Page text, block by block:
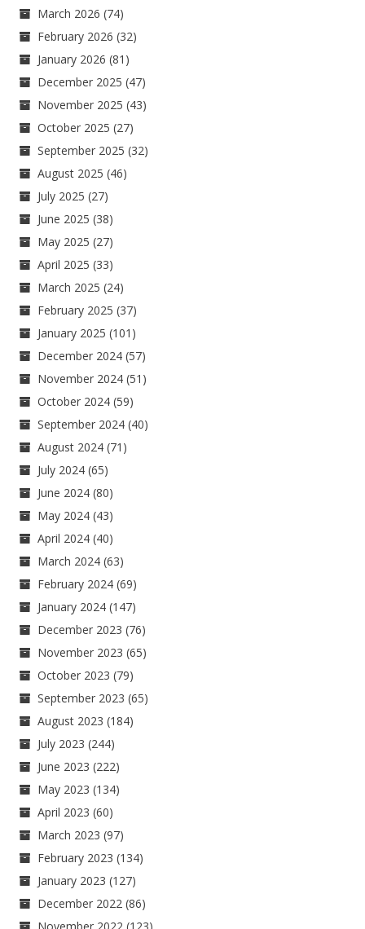
March 2026 (74)
February 2026 (32)
January 2026 (81)
December 2025 (47)
November 2025 (43)
October 2025 (27)
September 2025 (32)
August 2025 (46)
July 2025 (27)
June 2025 (38)
May 2025 (27)
April 2025 (33)
March 2025 (24)
February 2025 (37)
January 2025 (101)
December 2024 (57)
November 2024 (51)
October 2024 (59)
September 2024 (40)
August 2024 (71)
July 2024 (65)
June 2024 (80)
May 2024 (43)
April 2024 (40)
March 2024 (63)
February 2024 (69)
January 2024 (147)
December 2023 (76)
November 2023 (65)
October 2023 (79)
September 2023 (65)
August 2023 (184)
July 2023 (244)
June 2023 (222)
May 2023 (134)
April 2023 (60)
March 2023 (97)
February 2023 (134)
January 2023 (127)
December 2022 (86)
November 2022 (123)